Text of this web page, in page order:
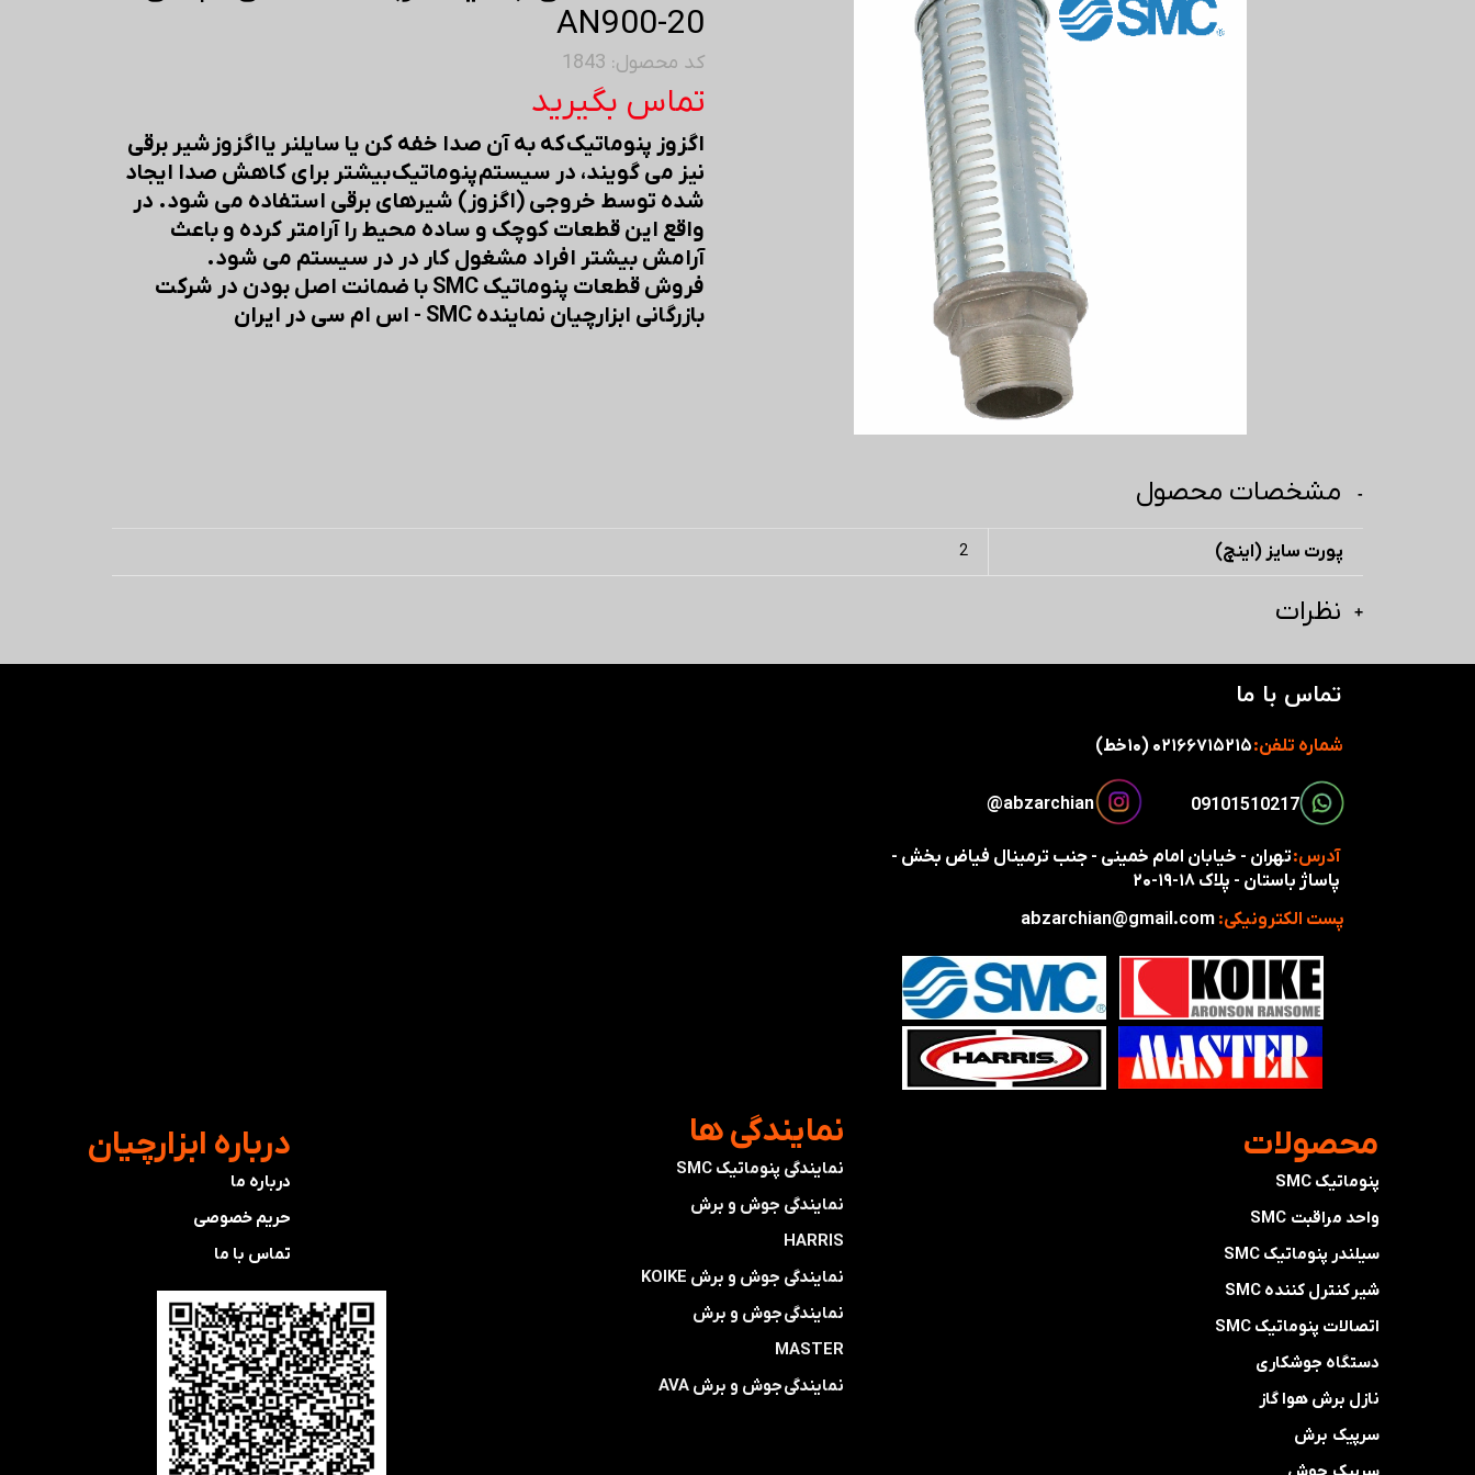
AN900-20
کد محصول: 1843
تماس بگیرید
اگزوز پنوماتیک که به آن صدا خفه کن یا سایلنر یا اگزوز شیر برقی
نیز می گویند، در سیستم پنوماتیک بیشتر برای کاهش صدا ایجاد
شده توسط خروجی (اگزوز) شیرهای برقی استفاده می شود. در
واقع این قطعات کوچک و ساده محیط را آرامتر کرده و باعث
آرامش بیشتر افراد مشغول کار در در سیستم می شود.
فروش قطعات پنوماتیک SMC با ضمانت اصل بودن در شرکت
بازرگانی ابزارچیان نماینده SMC - اس ام سی در ایران
مشخصات محصول
پورت سایز (اینچ) 2
نظرات
تماس با ما
شماره تلفن:
آدرس:تهران - خیابان امام خمینی - جنب ترمینال فیاض بخش -
پاساژ باستان - پلاک ۱۸-۱۹-۲۰
پست الکترونیکی: abzarchian@gmail.com
​​09101510217​​​​​​​
​​​abzarchian@
​محصولات
پنوماتیک SMC
واحد مراقبت SMC
سیلندر پنوماتیک SMC
شیر کنترل کننده SMC
اتصالات پنوماتیک SMC
دستگاه جوشکاری
نازل برش هوا گاز
سرپیک برش
​درباره ابزارچیان
درباره ما
حریم خصوصی
تماس با ما
​نمایندگی ها
نمایندگی پنوماتیک SMC
​​​​​​​نمایندگی جوش و برش
HARRIS
​​​​نمایندگی ​​​ جوش و برش KOIKE
​​​​نمایندگیجوش و برش
MASTER
​​​​نمایندگی​​​​​​​جوش و برش AVA